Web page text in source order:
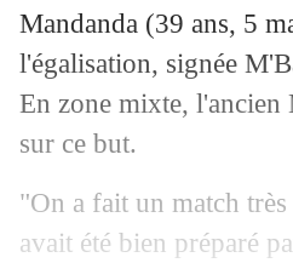
Mandanda (39 ans, 5
l'égalisation, signée
En zone mixte, l'ancien
sur ce but.
"On a fait un match
avait été bien préparé
22/09 Man City: le
22/09 Milan : Kalulu,
22/09 Lyon
OM : Rabiot,